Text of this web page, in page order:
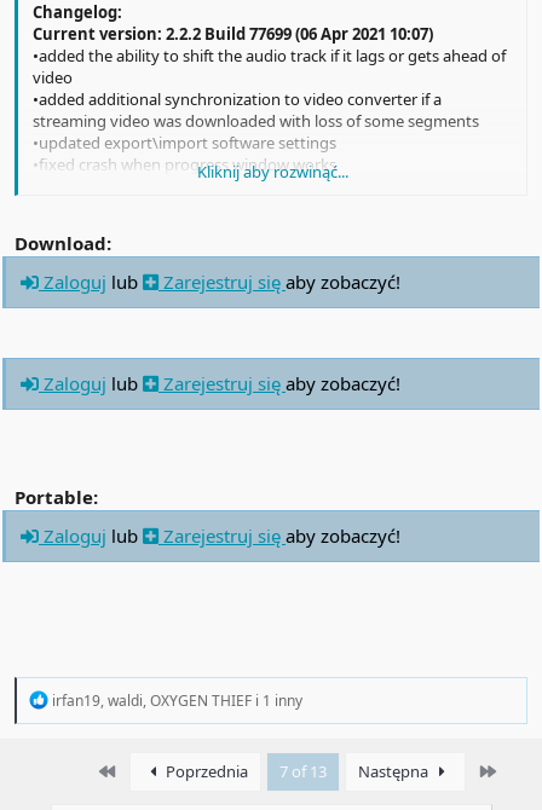
Changelog:
Current version: 2.2.2 Build 77699 (06 Apr 2021 10:07)
•added the ability to shift the audio track if it lags or gets ahead of
video
•added additional synchronization to video converter if a
streaming video was downloaded with loss of some segments
•updated export\import software settings
•fixed crash when progress window works
•fixed category management
Kliknij aby rozwinąć...
Download:
Zaloguj lub Zarejestruj się aby zobaczyć!
Zaloguj lub Zarejestruj się aby zobaczyć!
Portable:
Zaloguj lub Zarejestruj się aby zobaczyć!
R
irfan19,waldi,OXYGEN THIEF i 1 inny
First Poprzednia 7 of 13 Następna